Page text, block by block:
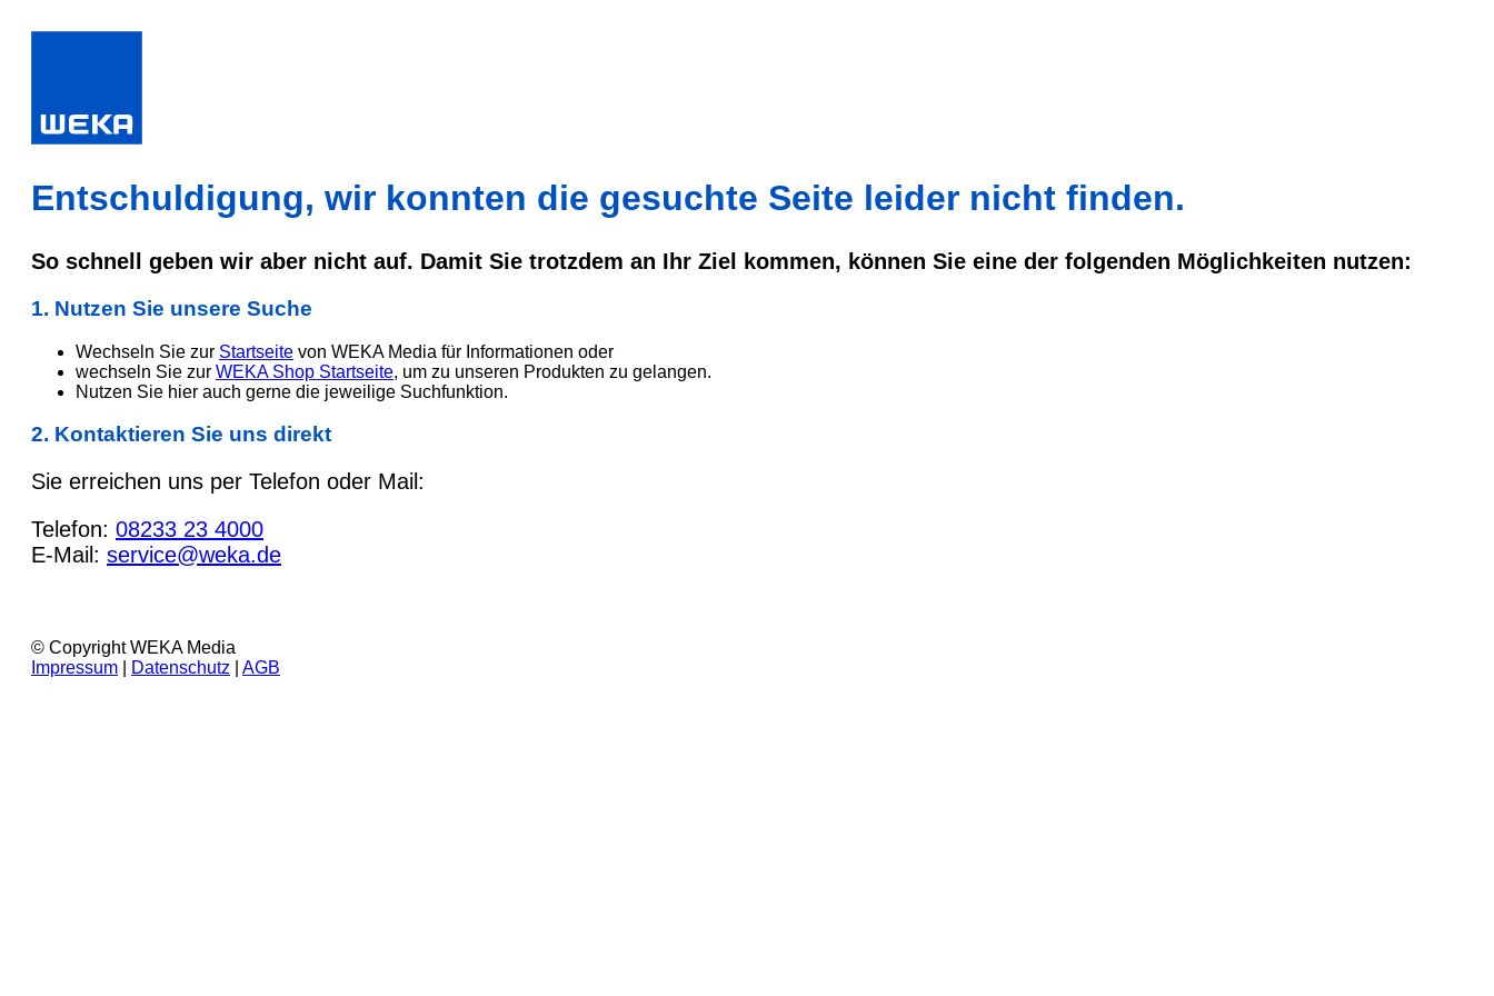
Entschuldigung, wir konnten die gesuchte Seite leider nicht finden.
So schnell geben wir aber nicht auf. Damit Sie trotzdem an Ihr Ziel kommen, können Sie eine der folgenden Möglichkeiten nutzen:
1. Nutzen Sie unsere Suche
Wechseln Sie zur Startseite von WEKA Media für Informationen oder
wechseln Sie zur WEKA Shop Startseite, um zu unseren Produkten zu gelangen.
Nutzen Sie hier auch gerne die jeweilige Suchfunktion.
2. Kontaktieren Sie uns direkt
Sie erreichen uns per Telefon oder Mail:
Telefon: 08233 23 4000
E-Mail: service@weka.de
© Copyright WEKA Media
Impressum
Datenschutz AGB